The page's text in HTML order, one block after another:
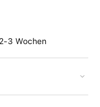
3 Wochen